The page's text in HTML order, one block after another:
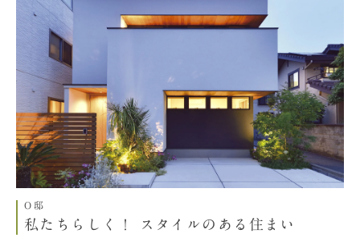
O邸
私たちらしく！ スタイルのある住まい